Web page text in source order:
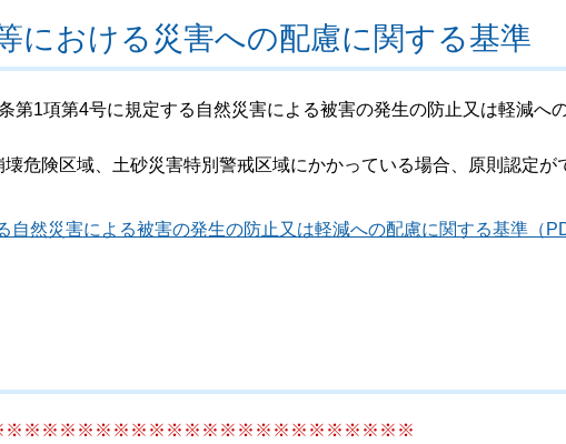
における災害への配慮に関する基準
第1項第4号に規定する自然災害による被害の発生の防止又は軽減へ
危険区域、土砂災害特別警戒区域にかかっている場合、原則認定が
然災害による被害の発生の防止又は軽減への配慮に関する基準（